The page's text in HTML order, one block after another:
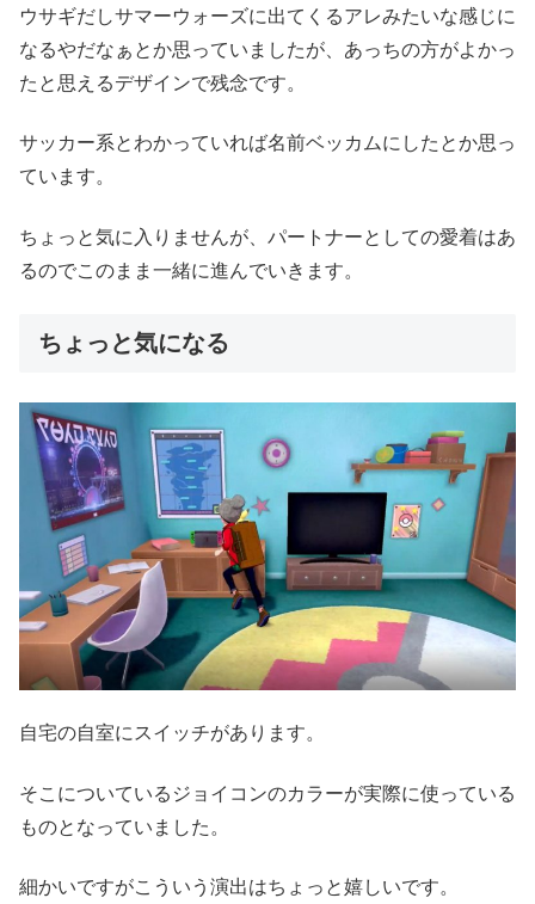
ウサギだしサマーウォーズに出てくるアレみたいな感じに
なるやだなぁとか思っていましたが、あっちの方がよかっ
たと思えるデザインで残念です。
サッカー系とわかっていれば名前ベッカムにしたとか思っ
ています。
ちょっと気に入りませんが、パートナーとしての愛着はあ
るのでこのまま一緒に進んでいきます。
ちょっと気になる
自宅の自室にスイッチがあります。
そこについているジョイコンのカラーが実際に使っている
ものとなっていました。
細かいですがこういう演出はちょっと嬉しいです。